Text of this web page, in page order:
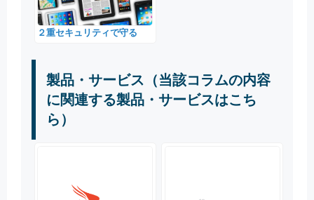
２重セキュリティで守る
製品・サービス（当該コラムの内容
に関連する製品・サービスはこち
ら）